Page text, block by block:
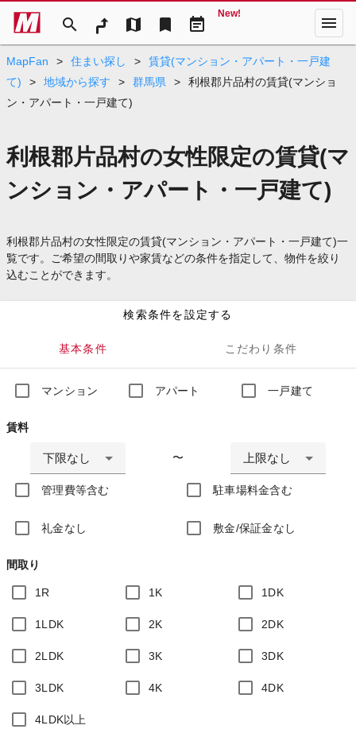
search map bookmark event_note
New! menu
MapFan > 住まい探し >
賃貸(マンション・アパート・一戸建
て)
> 地域から探す > 群馬県 >
利根郡片品村の賃貸(マンショ
ン・アパート・一戸建て)
利根郡片品村の女性限定の賃貸(マ
ンション・アパート・一戸建て)
利根郡片品村の女性限定の賃貸(マンション・アパート・一戸建て)一
覧です。ご希望の間取りや家賃などの条件を指定して、物件を絞り
込むことができます。
検索条件を設定する
基本条件 こだわり条件
マンション アパート 一戸建て
賃料
下限なし 〜 上限なし
管理費等含む 駐車場料金含む
礼金なし 敷金/保証金なし
間取り
1R 1K 1DK
1LDK 2K 2DK
2LDK 3K 3DK
3LDK 4K 4DK
4LDK以上